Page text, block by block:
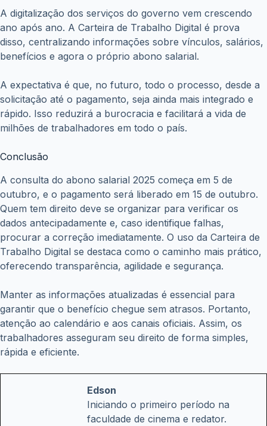
A digitalização dos serviços do governo vem crescendo
ano após ano. A Carteira de Trabalho Digital é prova
disso, centralizando informações sobre vínculos, salários,
benefícios e agora o próprio abono salarial.
A expectativa é que, no futuro, todo o processo, desde a
solicitação até o pagamento, seja ainda mais integrado e
rápido. Isso reduzirá a burocracia e facilitará a vida de
milhões de trabalhadores em todo o país.
Conclusão
A consulta do abono salarial 2025 começa em 5 de
outubro, e o pagamento será liberado em 15 de outubro.
Quem tem direito deve se organizar para verificar os
dados antecipadamente e, caso identifique falhas,
procurar a correção imediatamente. O uso da Carteira de
Trabalho Digital se destaca como o caminho mais prático,
oferecendo transparência, agilidade e segurança.
Manter as informações atualizadas é essencial para
garantir que o benefício chegue sem atrasos. Portanto,
atenção ao calendário e aos canais oficiais. Assim, os
trabalhadores asseguram seu direito de forma simples,
rápida e eficiente.
Edson
Iniciando o primeiro período na
faculdade de cinema e redator.